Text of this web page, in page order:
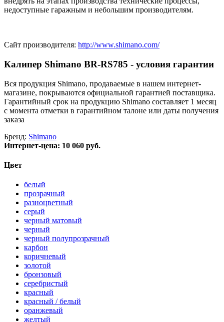
недоступные гаражным и небольшим производителям.
Сайт производителя: http://www.shimano.com/
Калипер Shimano BR-RS785 - условия гарантии
Вся продукция Shimano, продаваемые в нашем интернет-
магазине, покрываются официальной гарантией поставщика.
Гарантийный срок на продукцию Shimano составляет 1 месяц
с момента отметки в гарантийном талоне или даты получения
заказа
Бренд: Shimano
Интернет-цена: 10 060 руб.
Цвет
белый
прозрачный
разноцветный
серый
черный матовый
черный
черный полупрозрачный
карбон
коричневый
золотой
бронзовый
серебристый
красный
красный / белый
оранжевый
желтый